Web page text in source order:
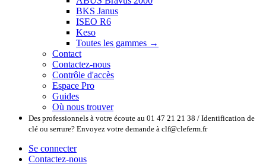
BKS Janus
ISEO R6
Keso
Toutes les gammes →
Contact
Contactez-nous
Contrôle d'accès
Espace Pro
Guides
Où nous trouver
Des professionnels à votre écoute au 01 47 21 21 38 / Identification de
clé ou serrure? Envoyez votre demande à clf@cleferm.fr
Se connecter
Contactez-nous